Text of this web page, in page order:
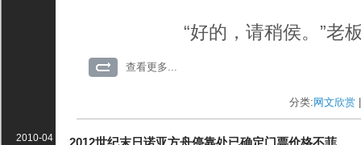
“好的，请稍侯。”老板
查看更多...
分类: 网文欣赏
2010-04 2012世纪末日诺亚方舟停靠处已确定门票价格不菲